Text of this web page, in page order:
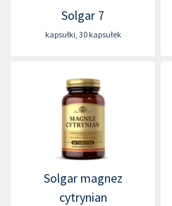
Solgar 7
kapsułki, 30 kapsułek
Solgar magnez
cytrynian